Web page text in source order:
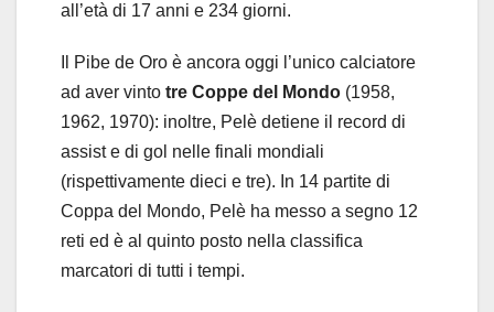
all’età di 17 anni e 234 giorni.
Il Pibe de Oro è ancora oggi l’unico calciatore
ad aver vinto tre Coppe del Mondo (1958,
1962, 1970): inoltre, Pelè detiene il record di
assist e di gol nelle finali mondiali
(rispettivamente dieci e tre). In 14 partite di
Coppa del Mondo, Pelè ha messo a segno 12
reti ed è al quinto posto nella classifica
marcatori di tutti i tempi.